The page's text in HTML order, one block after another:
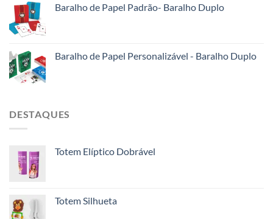
Baralho de Papel Padrão- Baralho Duplo
Baralho de Papel Personalizável - Baralho Duplo
DESTAQUES
Totem Elíptico Dobrável
Totem Silhueta